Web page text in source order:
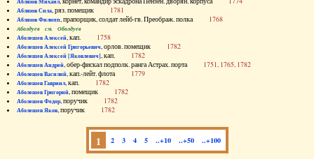
Аблязов Сила, ряз. помещик 1781
Аблязов Филипп, прапорщик, солдат лейб-гв. Преображ. полка 1768
Аболдуев см. Оболдуев
Аболешев Алексей, кап. 1758
Аболешев Алексей Григорьевич, орлов. помещик 1782
Аболешев Алексей [Яковлевич], кап. 1782
Аболешев Андрей, обер-фискал подполк. ранга Астрах. порта 1751, 1765, 1782
Аболешев Василий, кап.-лейт. флота 1779
Аболешев Гавриил, кап. 1782
Аболешев Григорий, помещик 1782
Аболешев Федор, поручик 1782
Аболешев Яков, поручик 1782
1 2 3 4 5 ..+10 ..+50 ..+100